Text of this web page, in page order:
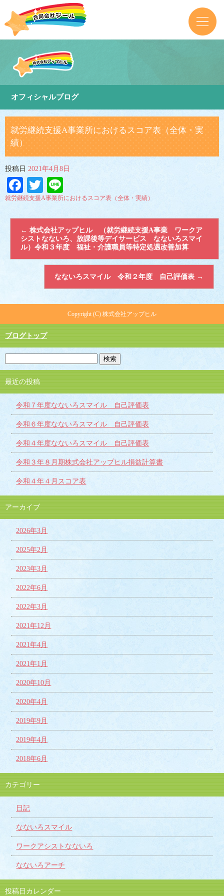
オフィシャルブログ
就労継続支援A事業所におけるスコア表（全体・実
績）
投稿日 2021年4月8日
Facebook
Twitter
就労継続支援A事業所におけるスコア表（全体・実績）
← 株式会社アップヒル （就労継続支援A事業 ワークア
シストなないろ、放課後等デイサービス なないろスマイ
ル）令和３年度 福祉・介護職員等特定処遇改善加算
なないろスマイル 令和２年度 自己評価表 →
Copyright (C) 株式会社アップヒル
ブログトップ
最近の投稿
令和７年度なないろスマイル 自己評価表
令和６年度なないろスマイル 自己評価表
令和４年度なないろスマイル 自己評価表
令和３年８月期株式会社アップヒル損益計算書
令和４年４月スコア表
アーカイブ
2026年3月
2025年2月
2023年3月
2022年6月
2022年3月
2021年12月
2021年4月
2021年1月
2020年10月
2020年4月
2019年9月
2019年4月
2018年6月
カテゴリー
日記
なないろスマイル
ワークアシストなないろ
なないろアーチ
投稿日カレンダー